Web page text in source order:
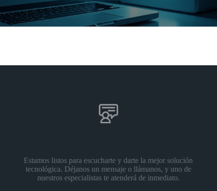
Estamos listos para escucharte y darte la mejor solución
tecnológica. Déjanos un mensaje o llámanos, y uno de
nuestros especialistas te atenderá de inmediato.